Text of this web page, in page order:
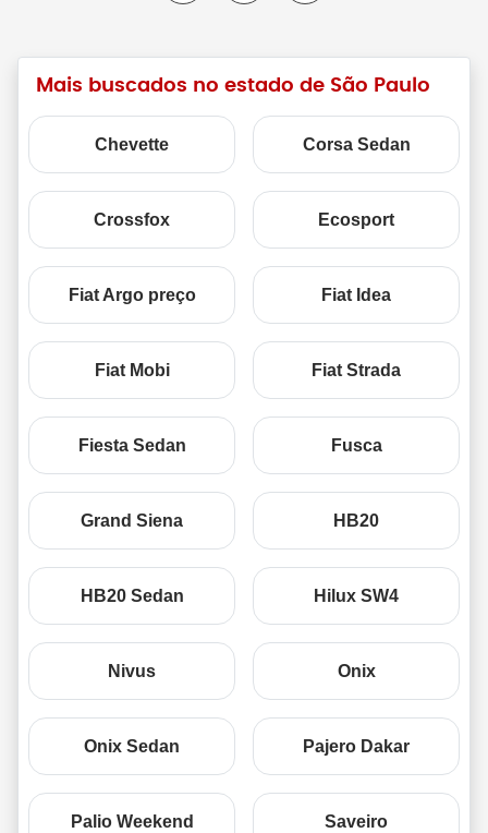
Mais buscados no estado de São Paulo
Chevette Corsa Sedan
Crossfox Ecosport
Fiat Argo preço Fiat Idea
Fiat Mobi Fiat Strada
Fiesta Sedan Fusca
Grand Siena HB20
HB20 Sedan Hilux SW4
Nivus Onix
Onix Sedan Pajero Dakar
Palio Weekend Saveiro